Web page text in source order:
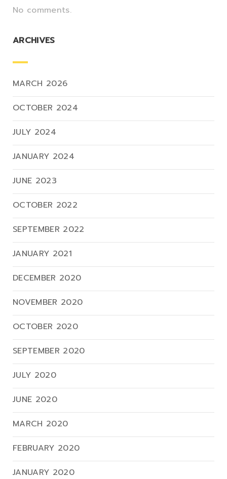
No comments.
ARCHIVES
MARCH 2026
OCTOBER 2024
JULY 2024
JANUARY 2024
JUNE 2023
OCTOBER 2022
SEPTEMBER 2022
JANUARY 2021
DECEMBER 2020
NOVEMBER 2020
OCTOBER 2020
SEPTEMBER 2020
JULY 2020
JUNE 2020
MARCH 2020
FEBRUARY 2020
JANUARY 2020